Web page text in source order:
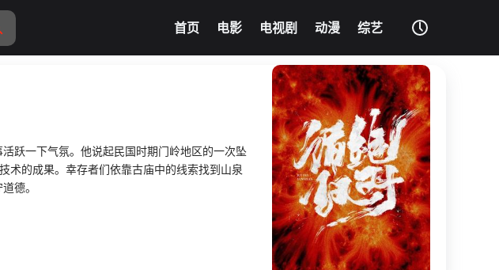
首页 电影 电视剧 动漫 综艺
影片大全
我的影片记录
跃一下气氛。他说起民国时期门岭地区的一次坠
术的成果。幸存者们依靠古庙中的线索找到山泉
德。